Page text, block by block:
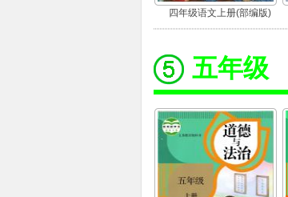
四年级语文上册(部编版)
五年级